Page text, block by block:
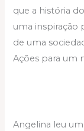
que a história
uma inspiração
de uma
Ações para um
Angelina leu